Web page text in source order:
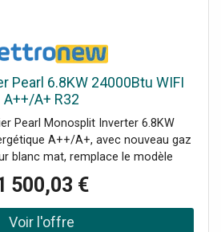
Pearl 6.8KW 24000Btu WIFI
A++/A+ R32
Pearl Monosplit Inverter 6.8KW
A++/A+, avec nouveau gaz
blanc mat, remplace le modèle
: l'unité intérieure (AS68PDAHRA
extérieure (1U68WEGFRA -
(YR-HE) Commande
contrôler à distance le climatiseur
500,03 €